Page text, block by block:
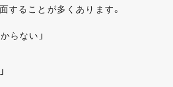
することが多くあります。
らない」